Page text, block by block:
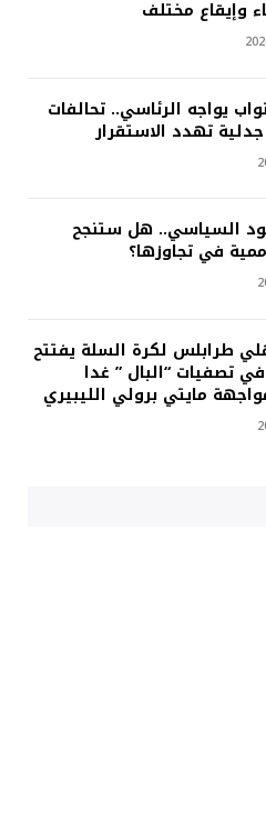
وإيقاع مختلف
يواجه الرئاسي.. تحالفات
تهدد الاستقرار
السياسي.. هل ستنجح
في تجاوزها؟
طرابلس لكرة السلة يفتتح
تصفيات “البال ” غدا
مايتي برولي الليبيري